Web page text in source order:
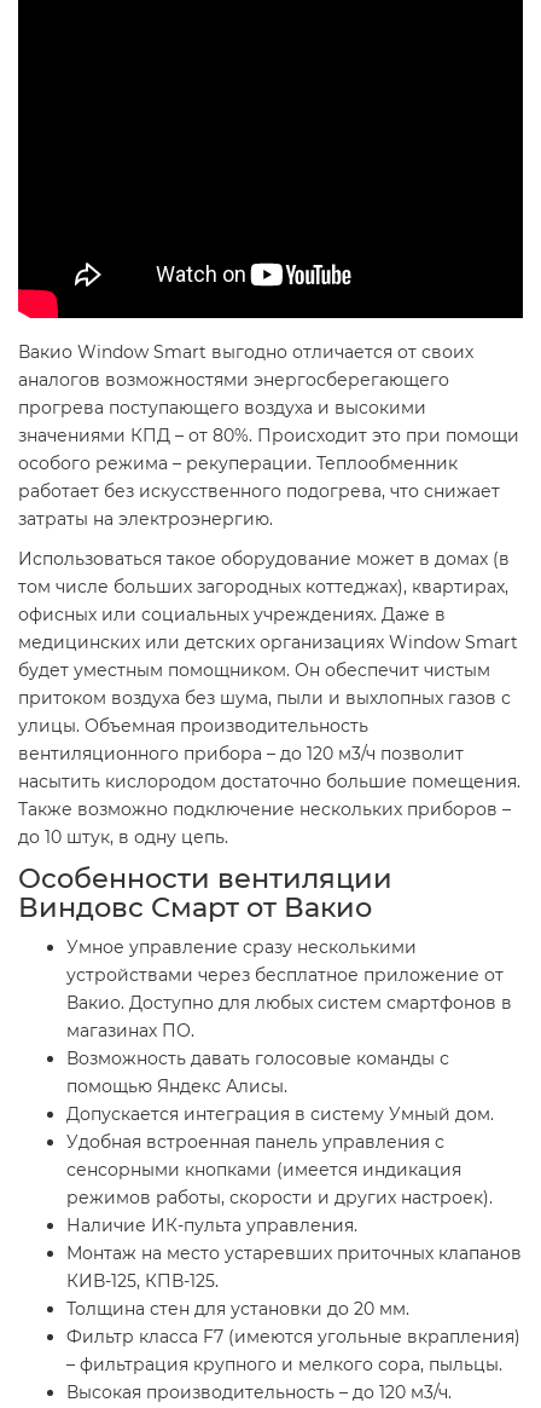
Вакио Window Smart выгодно отличается от своих
аналогов возможностями энергосберегающего
прогрева поступающего воздуха и высокими
значениями КПД – от 80%. Происходит это при помощи
особого режима – рекуперации. Теплообменник
работает без искусственного подогрева, что снижает
затраты на электроэнергию.
Использоваться такое оборудование может в домах (в
том числе больших загородных коттеджах), квартирах,
офисных или социальных учреждениях. Даже в
медицинских или детских организациях Window Smart
будет уместным помощником. Он обеспечит чистым
притоком воздуха без шума, пыли и выхлопных газов с
улицы. Объемная производительность
вентиляционного прибора – до 120 м3/ч позволит
насытить кислородом достаточно большие помещения.
Также возможно подключение нескольких приборов –
до 10 штук, в одну цепь.
Особенности вентиляции
Виндовс Смарт от Вакио
Умное управление сразу несколькими
устройствами через бесплатное приложение от
Вакио. Доступно для любых систем смартфонов в
магазинах ПО.
Возможность давать голосовые команды с
помощью Яндекс Алисы.
Допускается интеграция в систему Умный дом.
Удобная встроенная панель управления с
сенсорными кнопками (имеется индикация
режимов работы, скорости и других настроек).
Наличие ИК-пульта управления.
Монтаж на место устаревших приточных клапанов
КИВ-125, КПВ-125.
Толщина стен для установки до 20 мм.
Фильтр класса F7 (имеются угольные вкрапления)
– фильтрация крупного и мелкого сора, пыльцы.
Высокая производительность – до 120 м3/ч.